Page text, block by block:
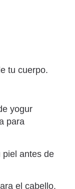
tu cuerpo.
yogur
para
piel antes de
el cabello.